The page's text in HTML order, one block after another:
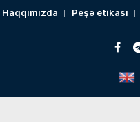
Haqqımızda Peşə etikası